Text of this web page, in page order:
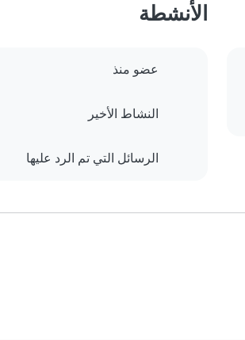
الأنشطة
عضو منذ
النشاط الأخير
الرسائل التي تم الرد عليها